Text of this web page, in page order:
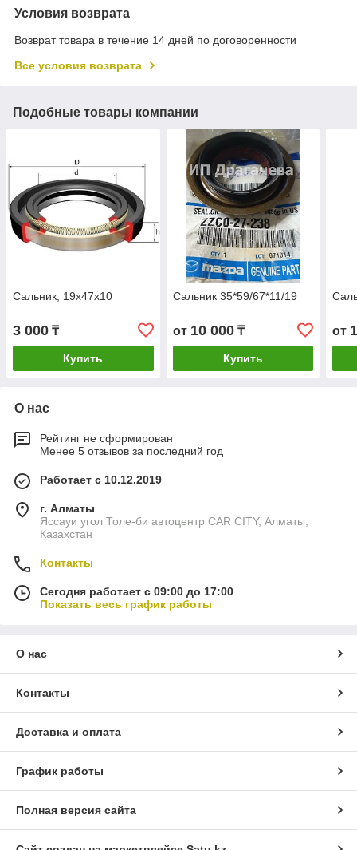
Условия возврата
Возврат товара в течение 14 дней по договоренности
Все условия возврата
Подобные товары компании
Сальник, 19х47х10
3 000 ₸
Купить
Сальник 35*59/67*11/19
от 10 000₸
Купить
от
О нас
Рейтинг не сформирован
Менее 5 отзывов за последний год
Работает с 10.12.2019
г. Алматы
Яссауи угол Толе-би автоцентр CAR CITY, Алматы,
Казахстан
Контакты
Сегодня работает с 09:00 до 17:00
Показать весь график работы
О нас
Контакты
Доставка и оплата
График работы
Полная версия сайта